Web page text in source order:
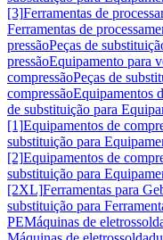
[3]Ferramentas de
Ferramentas de
pressãoPeças de
pressãoEquipamento para
compressãoPeças de
compressãoEquipamentos
de substituição para
[1]Equipamentos de
substituição para
[2]Equipamentos de
substituição para
[2XL]Ferramentas para
substituição para
PEMáquinas de